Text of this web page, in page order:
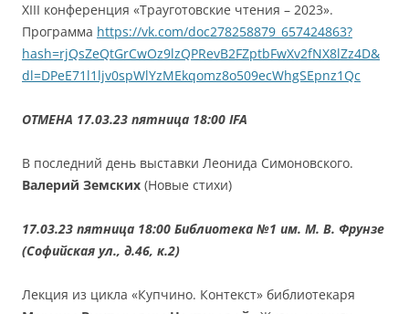
XIII конференция «Трауготовские чтения – 2023».
Программа https://vk.com/doc278258879_657424863?
hash=rjQsZeQtGrCwOz9lzQPRevB2FZptbFwXv2fNX8lZz4D&
dl=DPeE71l1ljv0spWlYzMEkqomz8o509ecWhgSEpnz1Qc
ОТМЕНА 17.03.23 пятница 18:00 IFA
В последний день выставки Леонида Симоновского.
Валерий Земских (Новые стихи)
17.03.23 пятница 18:00 Библиотека №1 им. М. В. Фрунзе
(Софийская ул., д.46, к.2)
Лекция из цикла «Купчино. Контекст» библиотекаря